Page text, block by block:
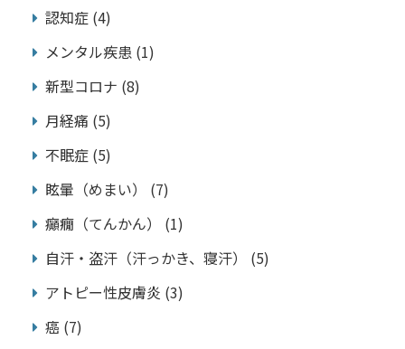
認知症 (4)
メンタル疾患 (1)
新型コロナ (8)
月経痛 (5)
不眠症 (5)
眩暈（めまい）
(7)
癲癇（てんかん）
(1)
自汗・盗汗（汗っかき、寝汗）
(5)
アトピー性皮膚炎 (3)
癌 (7)